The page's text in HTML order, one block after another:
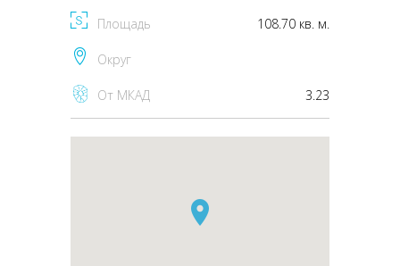
Площадь 108.70 кв. м.
Округ
От МКАД 3.23